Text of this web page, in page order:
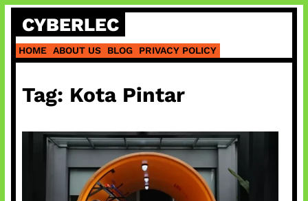
Skip
content
CYBERLEC
HOME ABOUT US BLOG PRIVACY POLICY
Tag: Kota Pintar